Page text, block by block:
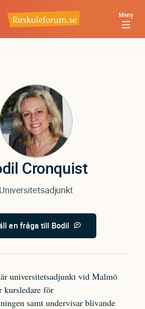
Meny
Cronquist
Universitetsadjunkt
en fråga till Bodil
universitetsadjunkt vid Malmö
kursledare för
samt undervisar blivande